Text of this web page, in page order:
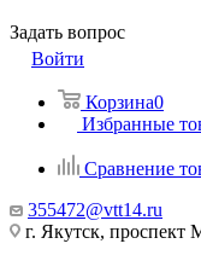
Задать вопрос
Войти
Корзина0
Избранные
Сравнение
355472@vtt14.ru
г. Якутск, проспект